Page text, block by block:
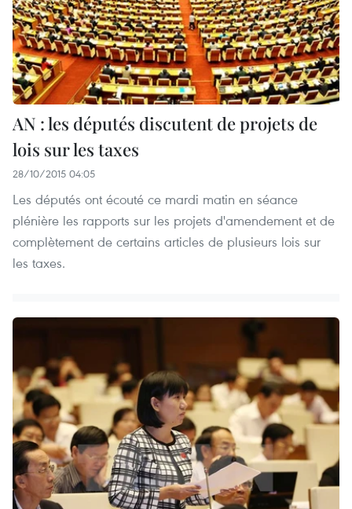
AN : les députés discutent de projets de
lois sur les taxes
28/10/2015 04:05
Les députés ont écouté ce mardi matin en séance
plénière les rapports sur les projets d'amendement et de
complètement de certains articles de plusieurs lois sur
les taxes.